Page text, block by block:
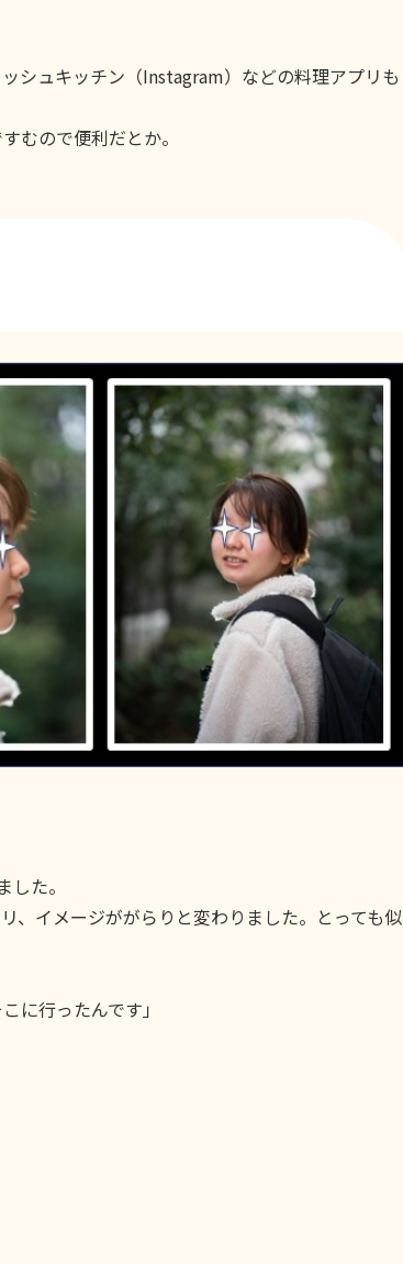
シュキッチン（Instagram）などの料理アプリも
むので便利だとか。
た。
、イメージががらりと変わりました。とっても似
に行ったんです」